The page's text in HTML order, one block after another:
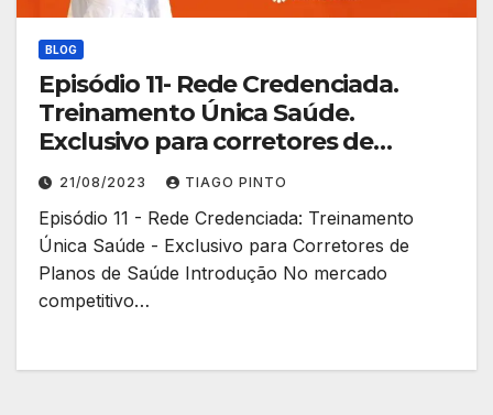
BLOG
Episódio 11- Rede Credenciada.
Treinamento Única Saúde.
Exclusivo para corretores de
planos de saúde
21/08/2023 TIAGO PINTO
Episódio 11 - Rede Credenciada: Treinamento
Única Saúde - Exclusivo para Corretores de
Planos de Saúde Introdução No mercado
competitivo…